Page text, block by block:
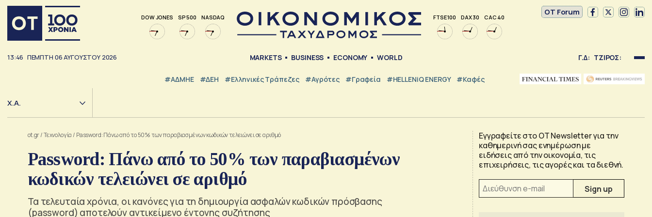
DOW JONES SP 500 NASDAQ FTSE 100 DAX 30 CAC 40
OT Forum
13:46 ΠΕΜΠΤΗ 06ΑΥΓΟΥΣΤΟΥ 2026 MARKETS BUSINESS ECONOMY WORLD Γ.Δ: ΤΖΙΡΟΣ:
#ΑΔΜΗΕ #ΔΕΗ #ελληνικές Τράπεζες #Αγρότες #Γραφεία #HELLENiQ ENERGY #καφές
Χ.Α.
ot.gr/Τεχνολογία / Password: Πάνω από το 50% των παραβιασμένων κωδικών τελειώνει σε αριθμό
Password: Πάνω από το 50% των παραβιασμένων
κωδικών τελειώνει σε αριθμό
Τα τελευταία χρόνια, οι κανόνες για τη δημιουργία ασφαλών κωδικών πρόσβασης
(password) αποτελούν αντικείμενο έντονης συζήτησης
Εγγραφείτε στο OT Newsletter για την
καθημερινή σας ενημέρωση με
ειδήσεις από την οικονομία, τις
επιχειρήσεις, τις αγορές και τα διεθνή.